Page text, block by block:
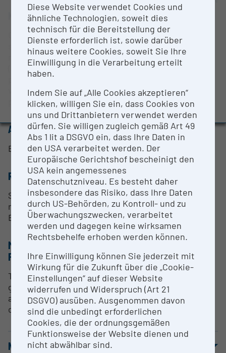
Forschungs­infrastrukturen in der Europäischen
Union
Forschungs­infrastruktur-Datenbanken /
Forschungs­infrastruktur-Netzwerke
BMBWF-Forschungsinfrastruktur-Datenbank:
Auszeichnungen und Pressemeldungen
KURZBESCHREIBUNG
Gas analyzer based on cavity ring down
spectroscopy technology for the estimaton of
nitrous oxide (N₂O), methane (CH₄), carbon dioxide
(CO₂), and ammonia (NH₃) concentrations with a
precision of parts per billion (ppb), as well as water
vapor (H₂O) concentration with a precision of parts
per million (ppm).
ANSPRECHPERSON
Eugenio Diaz-Pines
RESEARCH SERVICES
Scientific cooperation is possible. Interested
researchers and/or institution, kindly contact
Eugenio Diaz-Pines for further information
METHODEN & EXPERTISE ZUR
FORSCHUNGSINFRASTRUKTUR
The instrument is used for the estimation of
greenhouse gas fluxes between the soil and the
atmosphere and it is coupled to an automated
chamber system
NUTZUNGSBEDINGUNGEN
Diese Website verwendet Cookies und
ähnliche Technologien, soweit dies
technisch für die Bereitstellung der
Dienste erforderlich ist, sowie darüber
hinaus weitere Cookies, soweit Sie Ihre
Einwilligung in die Verarbeitung erteilt
haben.
Indem Sie auf „Alle Cookies akzeptieren“
klicken, willigen Sie ein, dass Cookies von
uns und Drittanbietern verwendet werden
dürfen. Sie willigen zugleich gemäß Art 49
Abs 1 lit a DSGVO ein, dass Ihre Daten in
den USA verarbeitet werden. Der
Europäische Gerichtshof bescheinigt den
USA kein angemessenes
Datenschutzniveau. Es besteht daher
insbesondere das Risiko, dass Ihre Daten
durch US-Behörden, zu Kontroll- und zu
Überwachungszwecken, verarbeitet
werden und dagegen keine wirksamen
Rechtsbehelfe erhoben werden können.
Ihre Einwilligung können Sie jederzeit mit
Wirkung für die Zukunft über die „Cookie-
Einstellungen“ auf dieser Website
widerrufen und Widerspruch (Art 21
DSGVO) ausüben. Ausgenommen davon
sind die unbedingt erforderlichen
Cookies, die der ordnungsgemäßen
Funktionsweise der Website dienen und
nicht abwählbar sind.